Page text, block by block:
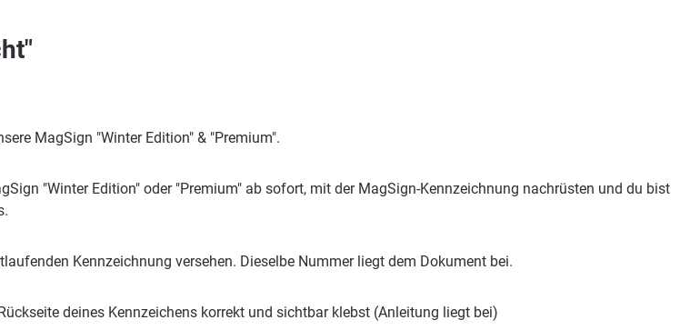
MagSign "Winter Edition" & "Premium".
"Winter Edition" oder "Premium" ab sofort, mit der MagSign-Kennzeichnung nachrüsten und du bist
Kennzeichnung versehen. Dieselbe Nummer liegt dem Dokument bei.
deines Kennzeichens korrekt und sichtbar klebst (Anleitung liegt bei)